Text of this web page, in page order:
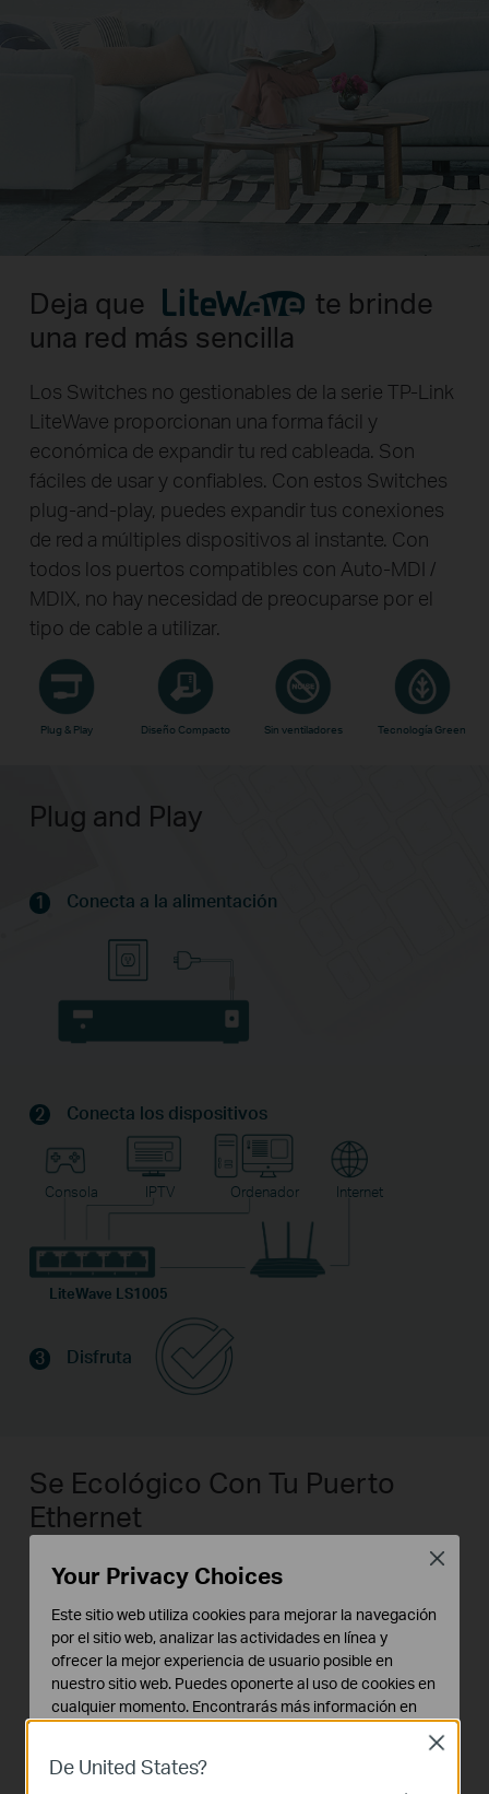
Deja que LiteWave
te brinde
una red más sencilla
Los Switches no gestionables de la serie TP-Link
LiteWave proporcionan una forma fácil y
económica de expandir tu red cableada. Son
fáciles de usar y confiables. Con estos Switches
plug-and-play, puedes expandir tus conexiones
de red a múltiples dispositivos al instante. Con
todos los puertos compatibles con Auto-MDI /
MDIX, no hay necesidad de preocuparse por el
tipo de cable a utilizar.
Plug & Play Diseño Compacto Sin ventiladores Tecnología Green
Plug and Play
1 Conecta a la alimentación
2 Conecta los dispositivos
Consola IPTV Ordenador Internet
LiteWave LS1005
3 Disfruta
Se Ecológico Con Tu Puerto
Ethernet
La serie LiteWave también admite tecnología de
energía y dinero. El consumo de energía se ajusta
automáticamente según el estado del enlace y la
longitud del cable, lo que le permite expandir su
red . Ayuda al planeta y reduzca sus facturas de
De United States?
Close
Your Privacy Choices
Este sitio web utiliza cookies para mejorar la navegación
por el sitio web, analizar las actividades en línea y
ofrecer la mejor experiencia de usuario posible en
nuestro sitio web. Puedes oponerte al uso de cookies en
cualquier momento. Encontrarás más información en
Cookies Básicas
Close